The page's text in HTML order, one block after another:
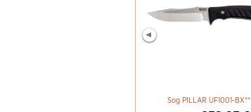
Sog PILLAR UF1001-BX**